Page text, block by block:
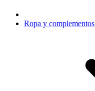
Ropa y complementos